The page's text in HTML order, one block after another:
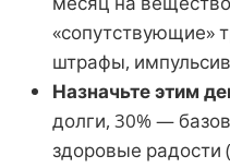
«сопутствующие»
штрафы,
Назначьте этим
долги, 30% —
здоровые радости